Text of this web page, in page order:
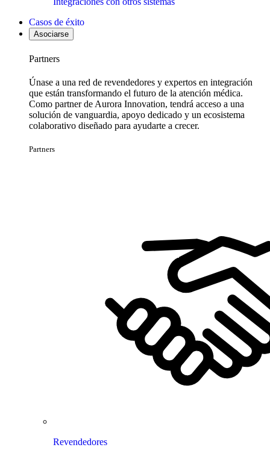
Casos de éxito
Asociarse
Partners
Únase a una red de revendedores y expertos en integración
que están transformando el futuro de la atención médica.
Como partner de Aurora Innovation, tendrá acceso a una
solución de vanguardia, apoyo dedicado y un ecosistema
colaborativo diseñado para ayudarte a crecer.
Partners
Revendedores